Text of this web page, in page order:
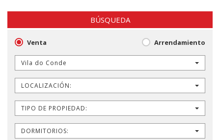
BÚSQUEDA
Venta Arrendamiento
Vila do Conde
LOCALIZACIÓN:
TIPO DE PROPIEDAD:
DORMITORIOS: